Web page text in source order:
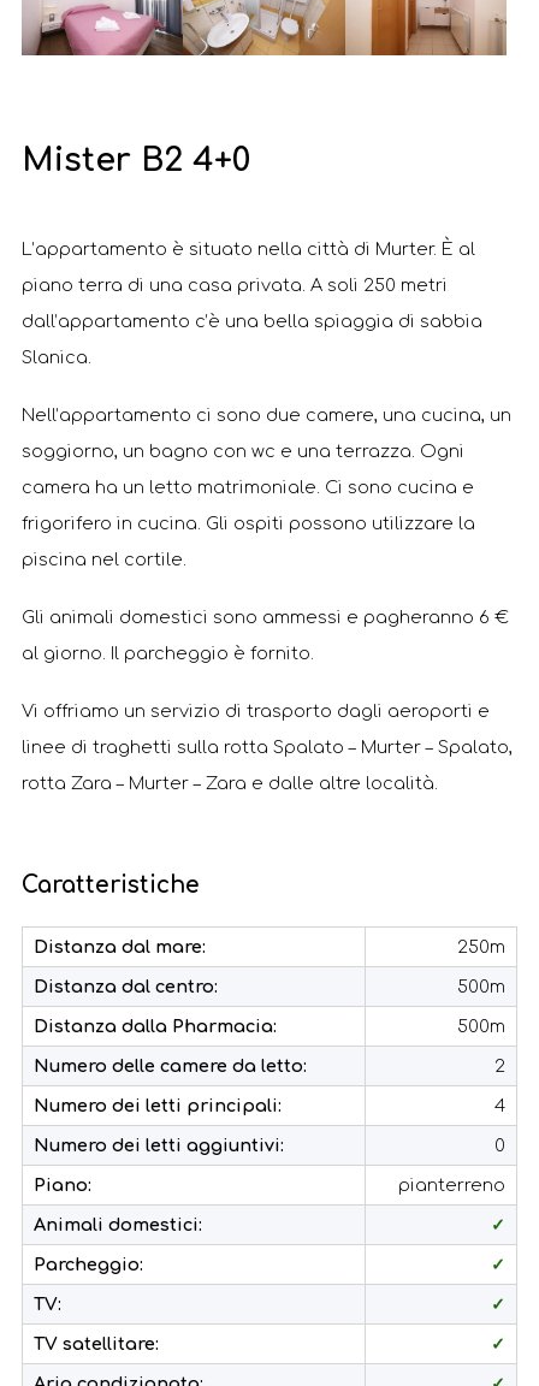
Mister B2 4+0
L’appartamento è situato nella città di Murter. È al
piano terra di una casa privata. A soli 250 metri
dall’appartamento c’è una bella spiaggia di sabbia
Slanica.
Nell’appartamento ci sono due camere, una cucina, un
soggiorno, un bagno con wc e una terrazza. Ogni
camera ha un letto matrimoniale. Ci sono cucina e
frigorifero in cucina. Gli ospiti possono utilizzare la
piscina nel cortile.
Gli animali domestici sono ammessi e pagheranno 6 €
al giorno. Il parcheggio è fornito.
Vi offriamo un servizio di trasporto dagli aeroporti e
linee di traghetti sulla rotta Spalato – Murter – Spalato,
rotta Zara – Murter – Zara e dalle altre località.
Caratteristiche
Distanza dal mare: 250m
Distanza dal centro: 500m
Distanza dalla Pharmacia: 500m
Numero delle camere da letto: 2
Numero dei letti principali: 4
Numero dei letti aggiuntivi: 0
Piano: pianterreno
Animali domestici: ✓
Parcheggio: ✓
TV: ✓
TV satellitare: ✓